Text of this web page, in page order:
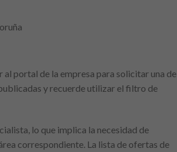
portal de la empresa para solicitar una de
y recuerde utilizar el filtro de
lo que implica la necesidad de
correspondiente. La lista de ofertas de